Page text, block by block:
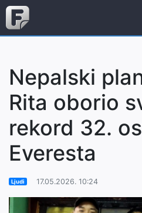
Nepalski
Rita oborio
rekord 32.
Everesta
Ljudi 17.05.2026. 10:24